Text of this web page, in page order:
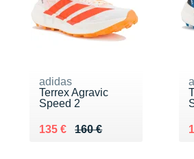
adidas
Terrex Agravic
Speed 2
160 €
Au lieu de 160 €
135 €
Vendu 135 €